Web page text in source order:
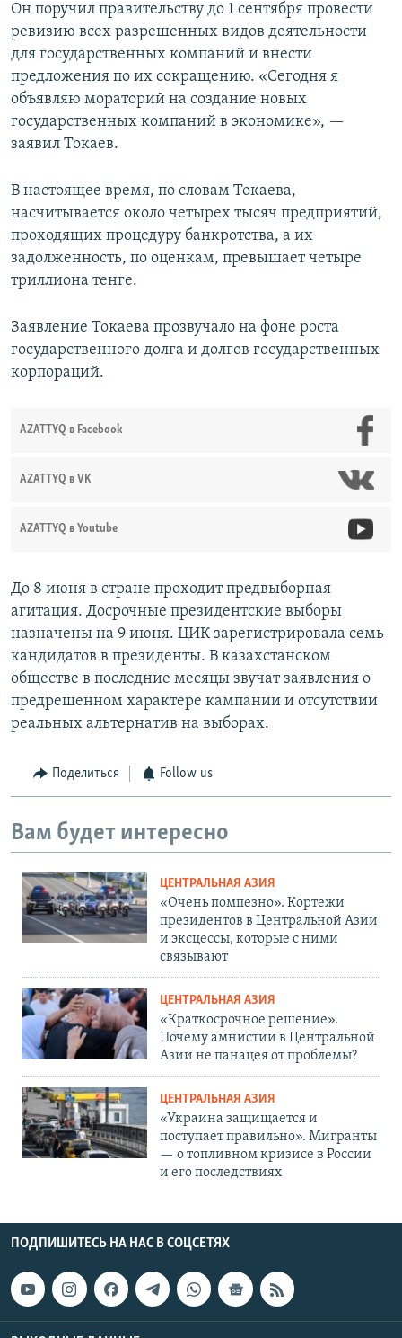
Он поручил правительству до 1 сентября провести
ревизию всех разрешенных видов деятельности
для государственных компаний и внести
предложения по их сокращению. «Сегодня я
объявляю мораторий на создание новых
государственных компаний в экономике», —
заявил Токаев.
В настоящее время, по словам Токаева,
насчитывается около четырех тысяч предприятий,
проходящих процедуру банкротства, а их
задолженность, по оценкам, превышает четыре
триллиона тенге.
Заявление Токаева прозвучало на фоне роста
государственного долга и долгов государственных
корпораций.
AZATTYQ в Facebook
AZATTYQ в VK
AZATTYQ в Youtube
До 8 июня в стране проходит предвыборная
агитация. Досрочные президентские выборы
назначены на 9 июня. ЦИК зарегистрировала семь
кандидатов в президенты. В казахстанском
обществе в последние месяцы звучат заявления о
предрешенном характере кампании и отсутствии
реальных альтернатив на выборах.
Поделиться Follow us
Вам будет интересно
ЦЕНТРАЛЬНАЯ АЗИЯ
«Очень помпезно». Кортежи
президентов в Центральной Азии
и эксцессы, которые с ними
связывают
ЦЕНТРАЛЬНАЯ АЗИЯ
«Краткосрочное решение».
Почему амнистии в Центральной
Азии не панацея от проблемы?
ЦЕНТРАЛЬНАЯ АЗИЯ
«Украина защищается и
поступает правильно». Мигранты
— о топливном кризисе в России
и его последствиях
ПОДПИШИТЕСЬ НА НАС В СОЦСЕТЯХ